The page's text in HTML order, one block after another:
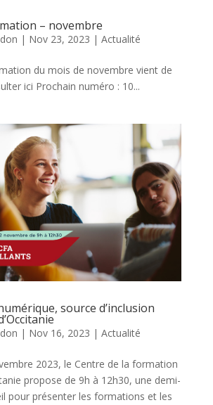
– novembre
| Nov 23, 2023 | Actualité
du mois de novembre vient de
ici Prochain numéro : 10...
source d’inclusion
| Nov 16, 2023 | Actualité
2023, le Centre de la formation
propose de 9h à 12h30, une demi-
pour présenter les formations et les